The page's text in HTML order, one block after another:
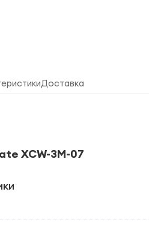
Доставка
XCW-3M-07